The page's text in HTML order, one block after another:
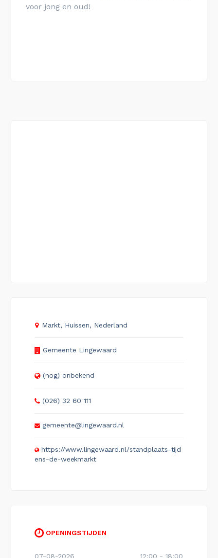
voor jong en oud!
Markt, Huissen, Nederland
Gemeente Lingewaard
(nog) onbekend
(026) 32 60 111
gemeente@lingewaard.nl
https://www.lingewaard.nl/standplaats-tijd
ens-de-weekmarkt
OPENINGSTIJDEN
07-08-2026 12:00 - 18:00